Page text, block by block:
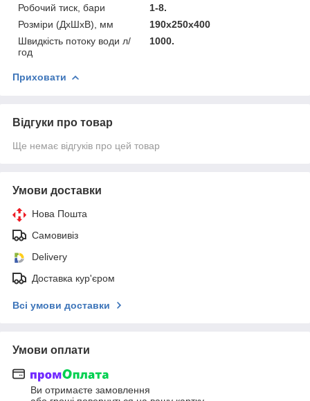
Робочий тиск, бари
1-8.
Розміри (ДхШхВ), мм
190х250х400
Швидкість потоку води л/
год
1000.
Приховати
Відгуки про товар
Ще немає відгуків про цей товар
Умови доставки
Нова Пошта
Самовивіз
Delivery
Доставка кур'єром
Всі умови доставки
Умови оплати
Ви отримаєте замовлення